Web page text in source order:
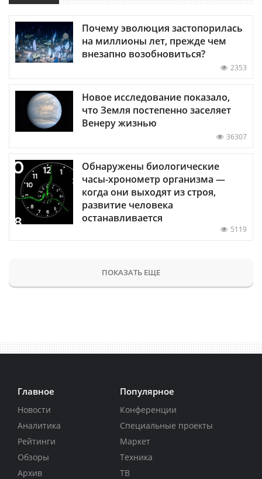
Почему эволюция застопорилась
на миллионы лет, прежде чем
внезапно возобновиться?
2353
Новое исследование показало,
что Земля постепенно заселяет
Венеру жизнью
36307
Обнаружены биологические
часы-хронометр организма —
когда они выходят из строя,
развитие человека
останавливается
5119
ПОКАЗАТЬ ЕЩЕ
Главное
Новости
Аналитика
Рейтинги
Обзоры
Архив
Популярное
Конференции
Специальные проекты
Маркет
Техника
ТВ